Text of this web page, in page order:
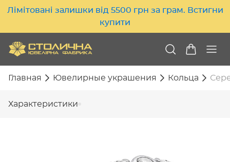
Лімітовані залишки від 5500 грн за грам. Встигни
купити
Главная Ювелирные украшения Кольца
Характеристики